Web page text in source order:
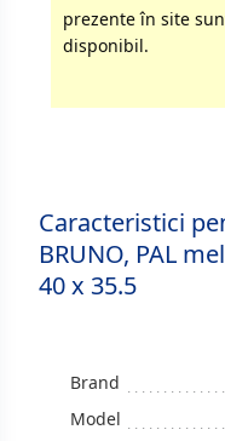
prezente în site
disponibil.
Caracteristici
BRUNO, PAL
40 x 35.5
Brand
Model